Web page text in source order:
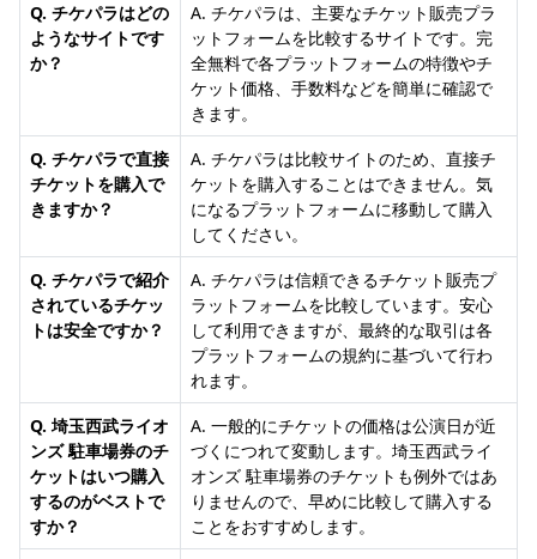
Q. チケパラはどの
ようなサイトです
か？
A. チケパラは、主要なチケット販売プラ
ットフォームを比較するサイトです。完
全無料で各プラットフォームの特徴やチ
ケット価格、手数料などを簡単に確認で
きます。
Q. チケパラで直接
チケットを購入で
きますか？
A. チケパラは比較サイトのため、直接チ
ケットを購入することはできません。気
になるプラットフォームに移動して購入
してください。
Q. チケパラで紹介
されているチケッ
トは安全ですか？
A. チケパラは信頼できるチケット販売プ
ラットフォームを比較しています。安心
して利用できますが、最終的な取引は各
プラットフォームの規約に基づいて行わ
れます。
Q. 埼玉西武ライオ
ンズ 駐車場券のチ
ケットはいつ購入
するのがベストで
すか？
A. 一般的にチケットの価格は公演日が近
づくにつれて変動します。埼玉西武ライ
オンズ 駐車場券のチケットも例外ではあ
りませんので、早めに比較して購入する
ことをおすすめします。